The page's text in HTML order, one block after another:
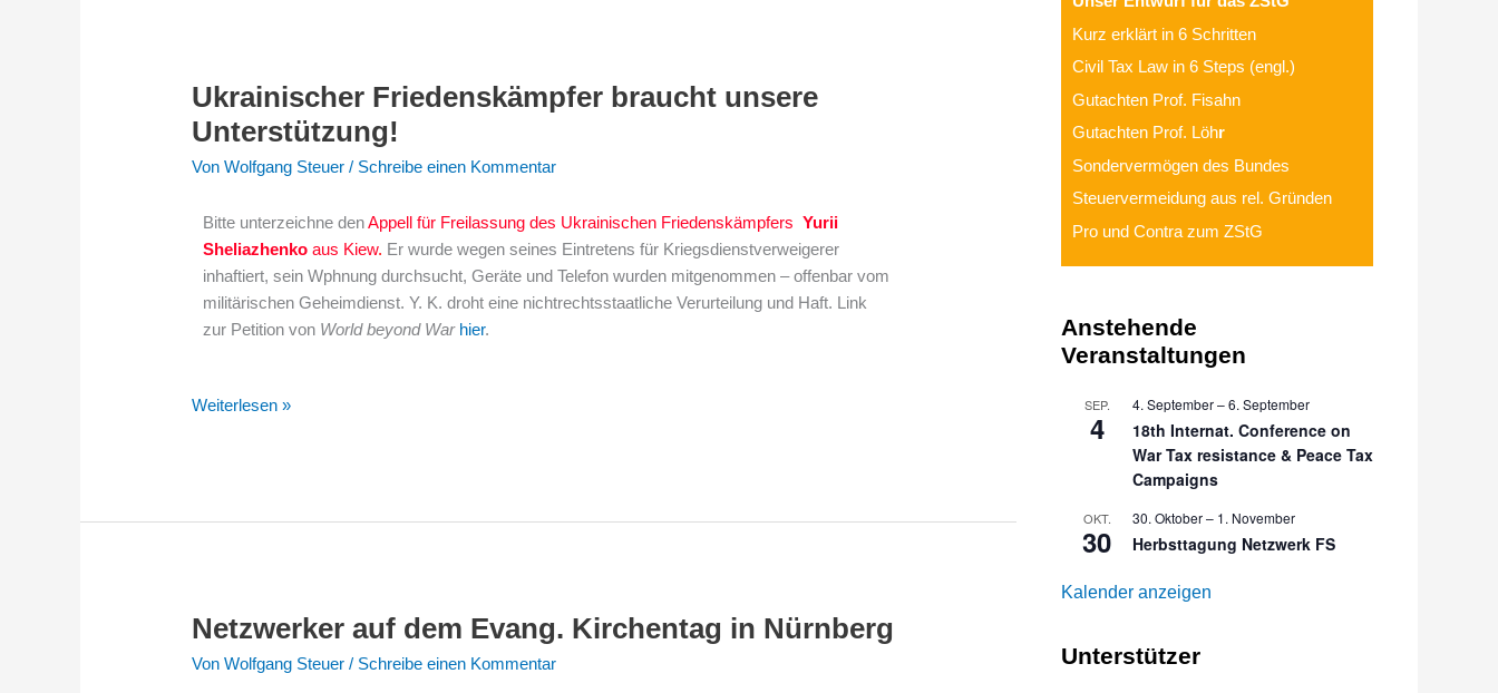
Ukrainischer Friedenskämpfer braucht unsere
Unterstützung!
VonWolfgang Steuer/ Schreibe einen Kommentar
Bitte unterzeichne denAppell für Freilassung des Ukrainischen FriedenskämpfersYurii
Sheliazhenko aus Kiew. Er wurde wegen seines Eintretens für Kriegsdienstverweigerer
inhaftiert, sein Wphnung durchsucht, Geräte und Telefon wurden mitgenommen – offenbar vom
militärischen Geheimdienst. Y. K. droht eine nichtrechtsstaatliche Verurteilung und Haft. Link
zur Petition von World beyond War hier.
Ukrainischer
Friedenskämpfer
braucht
unsere
Weiterlesen »
Netzwerker auf dem Evang. Kirchentag in Nürnberg
VonWolfgang Steuer/ Schreibe einen Kommentar
Netzwerker
Kurz erklärt in 6 Schritten
Civil Tax Law in 6 Steps (engl.)
Gutachten Prof. Fisahn
Gutachten Prof. Löhr
Sondervermögen des Bundes
Steuervermeidung aus rel. Gründen
Pro und Contra zum ZStG
Anstehende
Veranstaltungen
SEP.
4
4. September–6. September
18th Internat. Conference on
War Tax resistance & Peace Tax
Campaigns
OKT.
30
30. Oktober– 1. November
Herbsttagung Netzwerk FS
Kalender anzeigen
Unterstützer